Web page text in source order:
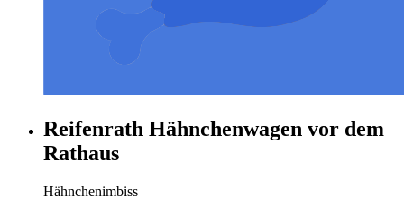
Reifenrath Hähnchenwagen vor dem
Rathaus
Hähnchenimbiss